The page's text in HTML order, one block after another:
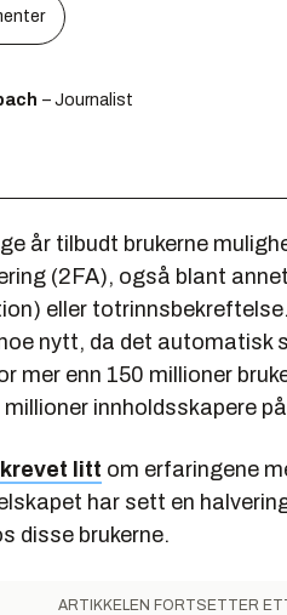
– Journalist
år tilbudt brukerne
(2FA), også blant
eller totrinnsbekreftelse.
nytt, da det automatisk
mer enn 150 millioner
innholdsskapere
litt om erfaringene
har sett en
disse brukerne.
ARTIKKELEN FORTSETTER